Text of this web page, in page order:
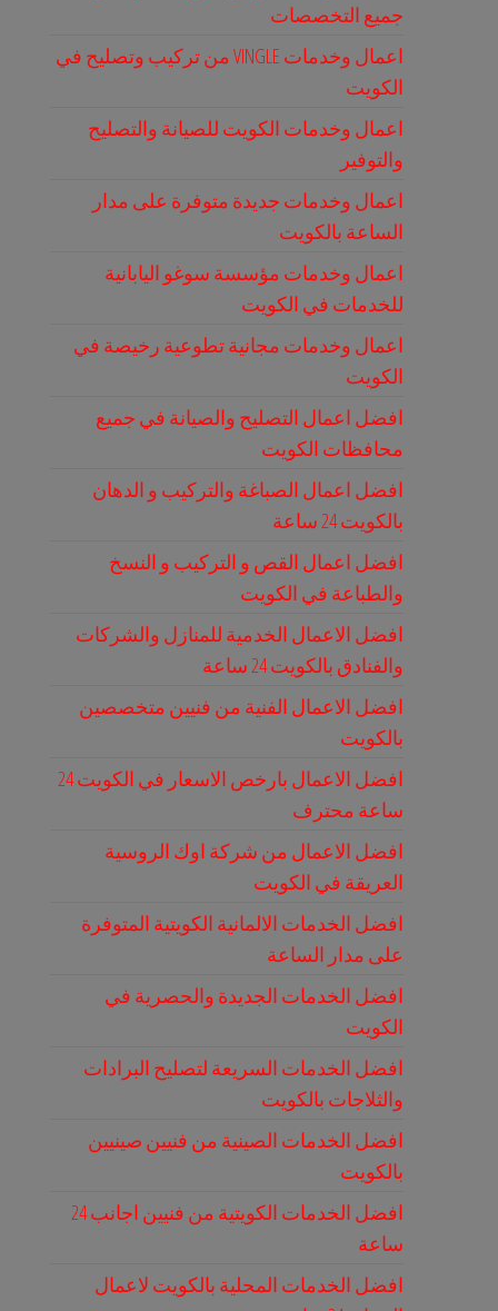
جميع التخصصات
اعمال وخدمات VINGLE من تركيب وتصليح في
الكويت
اعمال وخدمات الكويت للصيانة والتصليح
والتوفير
اعمال وخدمات جديدة متوفرة على مدار
الساعة بالكويت
اعمال وخدمات مؤسسة سوغو اليابانية
للخدمات في الكويت
اعمال وخدمات مجانية تطوعية رخيصة في
الكويت
افضل اعمال التصليح والصيانة في جميع
محافظات الكويت
افضل اعمال الصباغة والتركيب و الدهان
بالكويت 24 ساعة
افضل اعمال القص و التركيب و النسخ
والطباعة في الكويت
افضل الاعمال الخدمية للمنازل والشركات
والفنادق بالكويت 24 ساعة
افضل الاعمال الفنية من فنيين متخصصين
بالكويت
افضل الاعمال بارخص الاسعار في الكويت 24
ساعة محترف
افضل الاعمال من شركة اوك الروسية
العريقة في الكويت
افضل الخدمات الالمانية الكويتية المتوفرة
على مدار الساعة
افضل الخدمات الجديدة والحصرية في
الكويت
افضل الخدمات السريعة لتصليح البرادات
والثلاجات بالكويت
افضل الخدمات الصينية من فنيين صينيين
بالكويت
افضل الخدمات الكويتية من فنيين اجانب 24
ساعة
افضل الخدمات المحلية بالكويت لاعمال